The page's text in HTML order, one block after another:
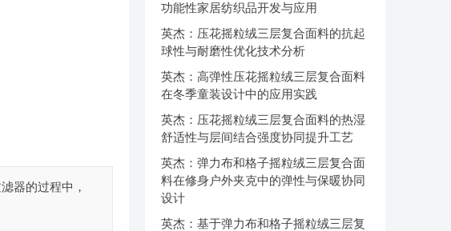
器的过程中，
功能性家居纺织品开发与应用
英杰：压花摇粒绒三层复合面料的抗起
球性与耐磨性优化技术分析
英杰：高弹性压花摇粒绒三层复合面料
在冬季童装设计中的应用实践
英杰：压花摇粒绒三层复合面料的热湿
舒适性与层间结合强度协同提升工艺
英杰：弹力布和格子摇粒绒三层复合面
料在修身户外夹克中的弹性与保暖协同
设计
英杰：基于弹力布和格子摇粒绒三层复